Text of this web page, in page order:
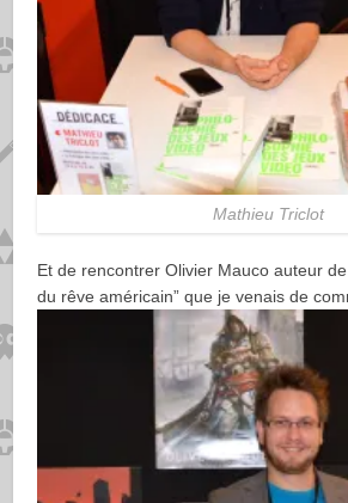
Mathieu Triclot
Et de rencontrer Olivier Mauco auteur de
du rêve américain” que je venais de